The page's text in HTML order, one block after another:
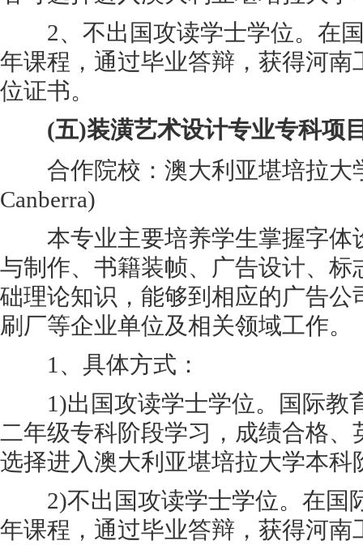
2、不出国攻读学士学位。在国
年课程，通过毕业答辩，获得河南
位证书。
(五)装潢艺术设计专业专科项
合作院校：澳大利亚堪培拉大
Canberra)
本专业主要培养学生掌握字体
与制作、书籍装帧、广告设计、
础理论知识，能够到相应的广告公
刷厂等企业单位及相关领域工作。
1、具体方式：
1)出国攻读学士学位。国际教
二年级专科阶段学习，成绩合格、
选择进入澳大利亚堪培拉大学本科
2)不出国攻读学士学位。在国
年课程，通过毕业答辩，获得河南